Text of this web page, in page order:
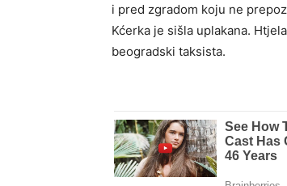
i pred zgradom koju ne
Kćerka je sišla uplakana.
beogradski taksista.